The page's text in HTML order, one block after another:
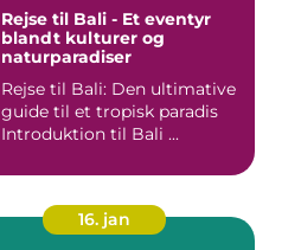
Rejse til Bali - Et eventyr
blandt kulturer og
naturparadiser
Rejse til Bali: Den ultimative
guide til et tropisk paradis
Introduktion til Bali ...
16. jan